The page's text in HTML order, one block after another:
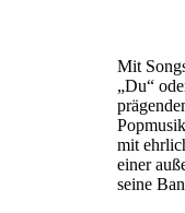
Mit
„Du“
mit
einer
seine